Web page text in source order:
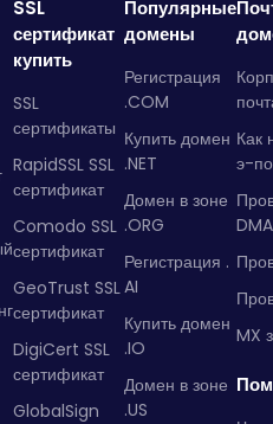
SSL
сертификат
купить
SSL
сертификаты
RapidSSL SSL
сертификат
Comodo SSL
сертификат
GeoTrust SSL
сертификат
DigiCert SSL
сертификат
GlobalSign
Популярные
домены
Регистрация
.COM
Купить домен
.NET
Домен в зоне
.ORG
Регистрация .
AI
Купить домен
.IO
Домен в зоне
.US
Как
э-
MX